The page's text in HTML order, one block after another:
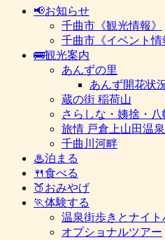
📢お知らせ
千曲市《観光情報》
千曲市《イベント情
🚌観光案内
あんずの里
あんず開花状
蔵の街 稲荷山
さらしな・姨捨・八
旅情 戸倉上山田温泉
千曲川河畔
♨泊まる
🍴食べる
🍑おみやげ
🏃体験する
温泉街歩きとナイト
オプショナルツアー